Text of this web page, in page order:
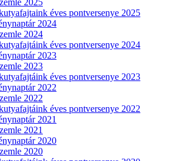
2025
éves pontversenye 2025
2024
2024
éves pontversenye 2024
2023
2023
éves pontversenye 2023
2022
2022
éves pontversenye 2022
2021
2021
2020
2020